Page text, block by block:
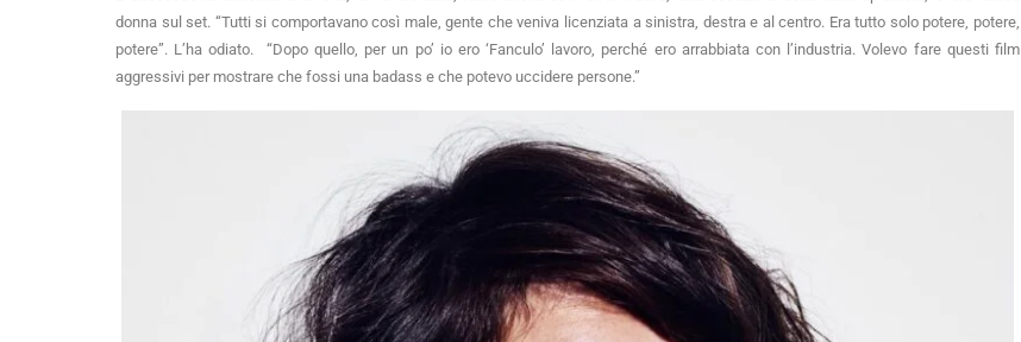
donna sul set. “Tutti si comportavano così male, gente che veniva licenziata a sinistra, destra e al centro. Era tutto solo potere, potere,
potere”. L’ha odiato. “Dopo quello, per un po’ io ero ‘Fanculo’ lavoro, perché ero arrabbiata con l’industria. Volevo fare questi film
aggressivi per mostrare che fossi una badass e che potevo uccidere persone.”